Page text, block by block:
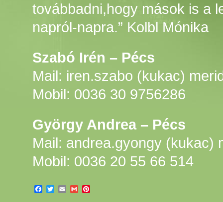
továbbadni,hogy mások is a
napról-napra.” Kolbl Mónika
Szabó Irén – Pécs
Mail: iren.szabo (kukac)
Mobil: 0036 30 9756286
György Andrea – Pécs
Mail: andrea.gyongy (kukac)
Mobil: 0036 20 55 66 514
Facebook
TwitterEmailGmail